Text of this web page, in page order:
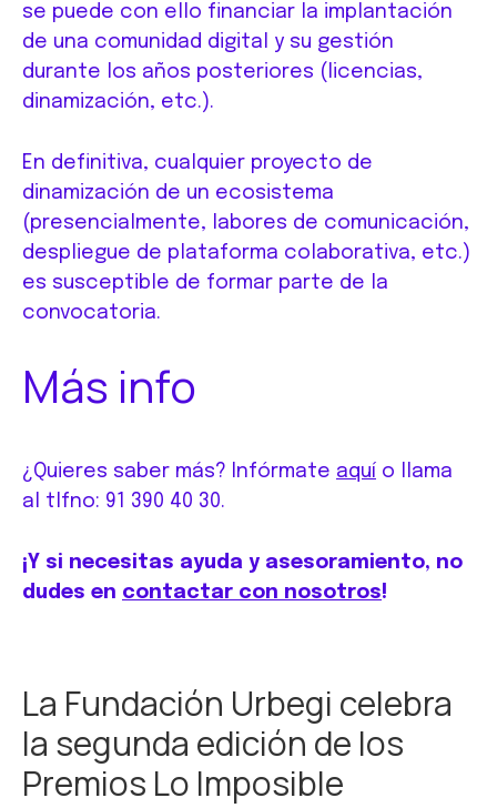
se puede con ello financiar la implantación
de una comunidad digital y su gestión
durante los años posteriores (licencias,
dinamización, etc.).
En definitiva, cualquier proyecto de
dinamización de un ecosistema
(presencialmente, labores de comunicación,
despliegue de plataforma colaborativa, etc.)
es susceptible de formar parte de la
convocatoria.
Más info
¿Quieres saber más? Infórmate aquí o llama
al tlfno: 91 390 40 30.
¡Y si necesitas ayuda y asesoramiento, no
dudes en contactar con nosotros!
La Fundación Urbegi celebra
la segunda edición de los
Premios Lo Imposible